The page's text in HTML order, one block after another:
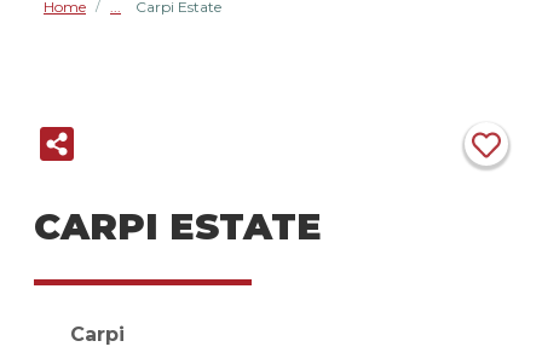
Home / Carpi Estate
CARPI ESTATE
Carpi